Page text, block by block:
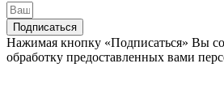
Подписаться
Нажимая кнопку «Подписаться» Вы
обработку предоставленных вами